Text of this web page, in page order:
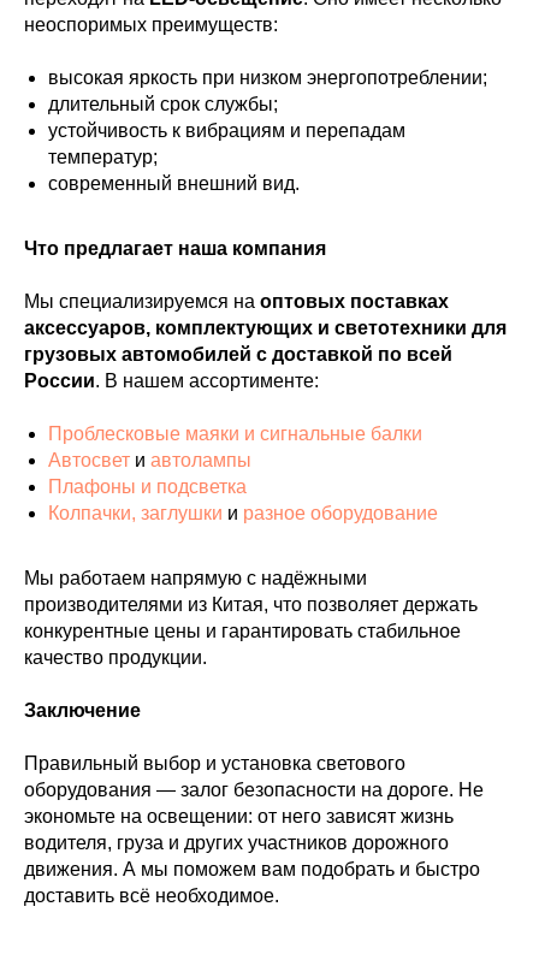
неоспоримых преимуществ:
высокая яркость при низком энергопотреблении;
длительный срок службы;
устойчивость к вибрациям и перепадам
температур;
современный внешний вид.
Что предлагает наша компания
Мы специализируемся на оптовых поставках
аксессуаров, комплектующих и светотехники для
грузовых автомобилей с доставкой по всей
России. В нашем ассортименте:
Проблесковые маяки и сигнальные балки
Автосвет и автолампы
Плафоны и подсветка
Колпачки, заглушки и разное оборудование
Мы работаем напрямую с надёжными
производителями из Китая, что позволяет держать
конкурентные цены и гарантировать стабильное
качество продукции.
Заключение
Правильный выбор и установка светового
оборудования — залог безопасности на дороге. Не
экономьте на освещении: от него зависят жизнь
водителя, груза и других участников дорожного
движения. А мы поможем вам подобрать и быстро
доставить всё необходимое.